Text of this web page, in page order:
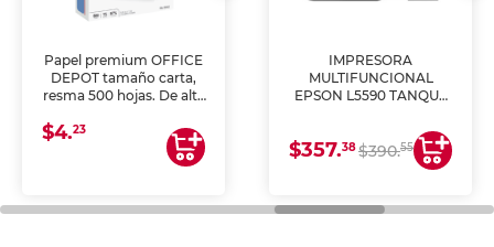
Papel premium OFFICE
DEPOT tamaño carta,
resma 500 hojas. De alta
uniforme, ideal para
impresoras de inyección
de tinta y láser,
general de oficina.
$4.23
IMPRESORA
MULTIFUNCIONAL
EPSON L5590 TANQUE
COPIA Y ESCANEA)
$357.38$390.55